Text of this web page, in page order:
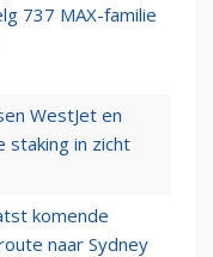
737 MAX-familie
WestJet en
staking in zicht
komende
naar Sydney